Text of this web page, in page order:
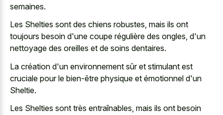
semaines.
Les Shelties sont des chiens robustes, mais ils ont
toujours besoin d'une coupe régulière des ongles, d'un
nettoyage des oreilles et de soins dentaires.
La création d'un environnement sûr et stimulant est
cruciale pour le bien-être physique et émotionnel d'un
Sheltie.
Les Shelties sont très entraînables, mais ils ont besoin